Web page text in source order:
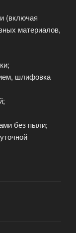
(включая
материалов,
шлифовка
без пыли;